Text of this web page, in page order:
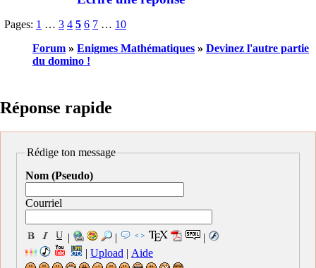
Pages: 1 … 3 4 5 6 7 … 10
Forum » Enigmes Mathématiques » Devinez l'autre partie
du domino !
Réponse rapide
Rédige ton message
Nom (Pseudo)
Courriel
| |
|
| Upload | Aide